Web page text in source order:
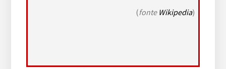
(fonte Wikipedia)